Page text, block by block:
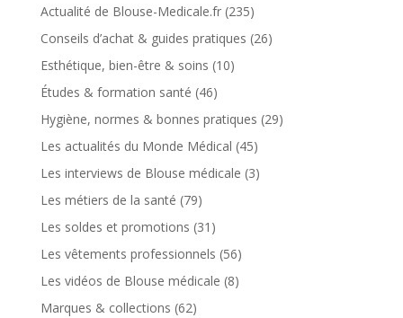
Actualité de Blouse-Medicale.fr(235)
Conseils d’achat & guides pratiques (26)
Esthétique, bien-être & soins (10)
Études & formation santé (46)
Hygiène, normes & bonnes pratiques (29)
Les actualités du Monde Médical (45)
Les interviews de Blouse médicale (3)
Les métiers de la santé (79)
Les soldes et promotions (31)
Les vêtements professionnels (56)
Les vidéos de Blouse médicale (8)
Marques & collections (62)